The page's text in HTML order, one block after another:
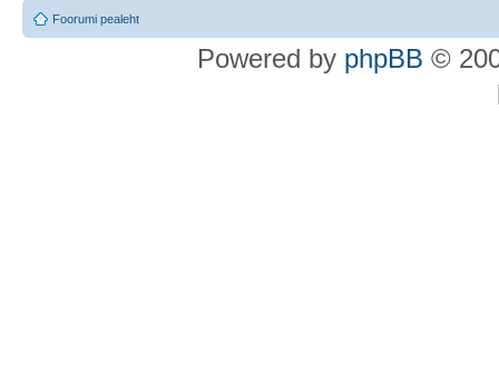
Foorumi pealeht
Powered by phpBB ©